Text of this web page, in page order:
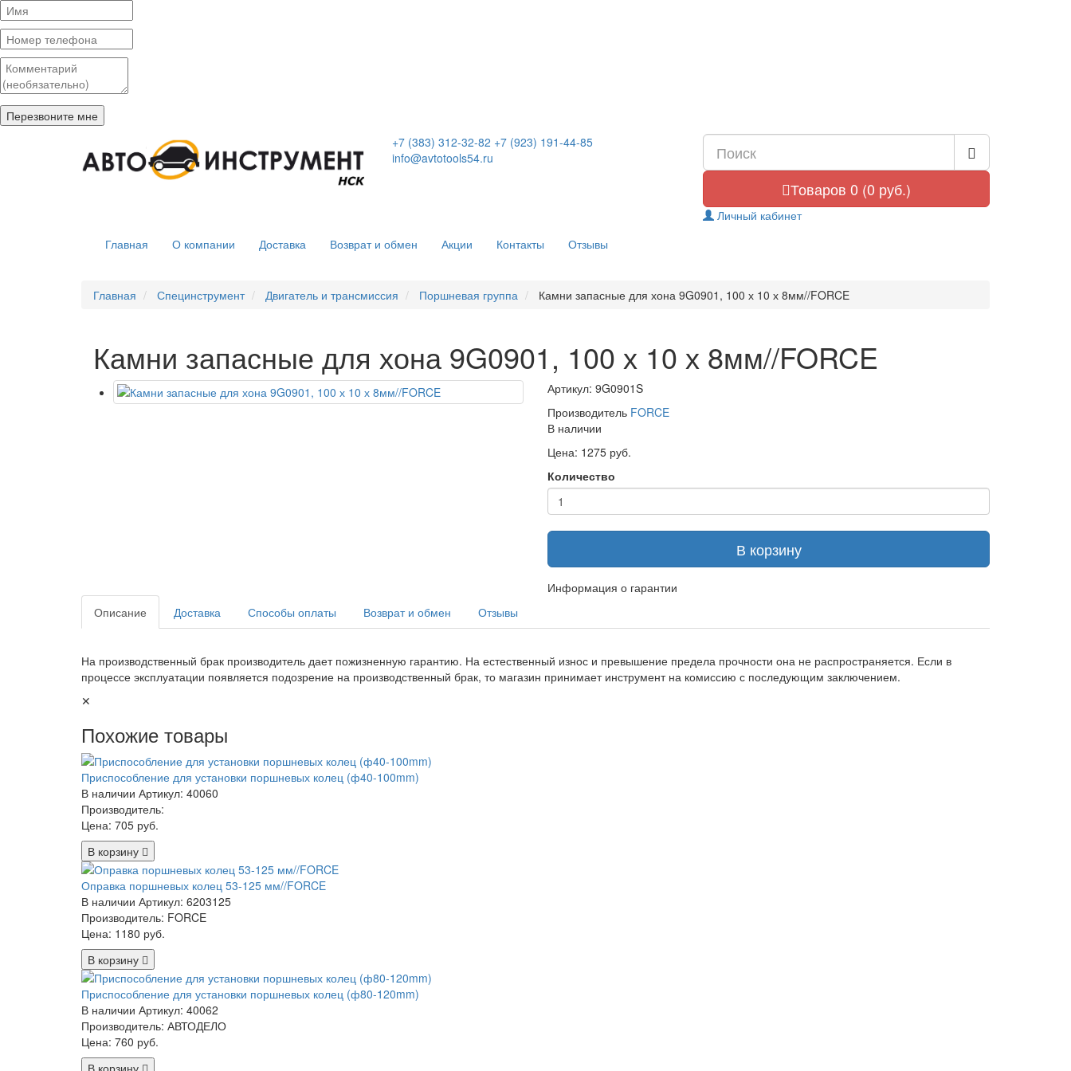
+7 (383) 312-32-82 +7 (923) 191-44-85
info@avtotools54.ru
Товаров 0 (0 руб.)
Личный кабинет
Главная
О компании Доставка Возврат и обмен Акции Контакты Отзывы
Главная Специнструмент Двигатель и трансмиссия Поршневая группа Камни запасные для хона 9G0901, 100 х 10 х 8мм//FORCE
Камни запасные для хона 9G0901, 100 х 10 х 8мм//FORCE
Артикул: 9G0901S
Производитель FORCE
В наличии
Цена: 1275 руб.
Количество
В корзину
Информация о гарантии
Описание
Доставка Способы оплаты Возврат и обмен Отзывы
На производственный брак производитель дает пожизненную гарантию. На естественный износ и превышение предела прочности она не распространяется. Если в
процессе эксплуатации появляется подозрение на производственный брак, то магазин принимает инструмент на комиссию с последующим заключением.
✕
Похожие товары
Приспособление для установки поршневых колец (ф40-100mm)
В наличии Артикул: 40060
Производитель:
Цена: 705 руб.
В корзину
Оправка поршневых колец 53-125 мм//FORCE
В наличии Артикул: 6203125
Производитель: FORCE
Цена: 1180 руб.
В корзину
Приспособление для установки поршневых колец (ф80-120mm)
В наличии Артикул: 40062
Производитель: АВТОДЕЛО
Цена: 760 руб.
В корзину